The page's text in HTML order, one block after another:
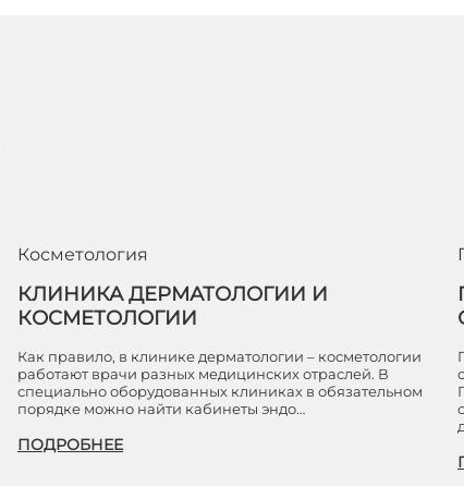
Косметология
КЛИНИКА ДЕРМАТОЛОГИИ И
КОСМЕТОЛОГИИ
Как правило, в клинике дерматологии – косметологии
работают врачи разных медицинских отраслей. В
специально оборудованных клиниках в обязательном
порядке можно найти кабинеты эндо…
ПОДРОБНЕЕ